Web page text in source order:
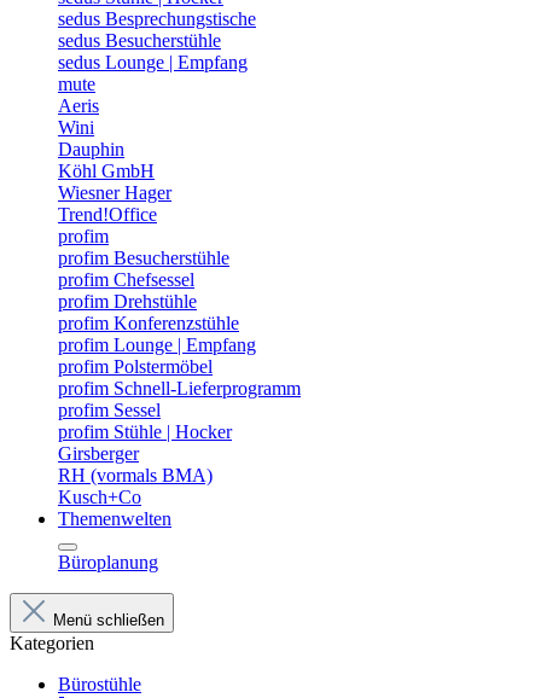
sedus Besprechungstische
sedus Besucherstühle
sedus Lounge | Empfang
mute
Aeris
Wini
Dauphin
Köhl GmbH
Wiesner Hager
Trend!Office
profim
profim Besucherstühle
profim Chefsessel
profim Drehstühle
profim Konferenzstühle
profim Lounge | Empfang
profim Polstermöbel
profim Schnell-Lieferprogramm
profim Sessel
profim Stühle | Hocker
Girsberger
RH (vormals BMA)
Kusch+Co
Themenwelten
Büroplanung
Menü schließen
Kategorien
Bürostühle